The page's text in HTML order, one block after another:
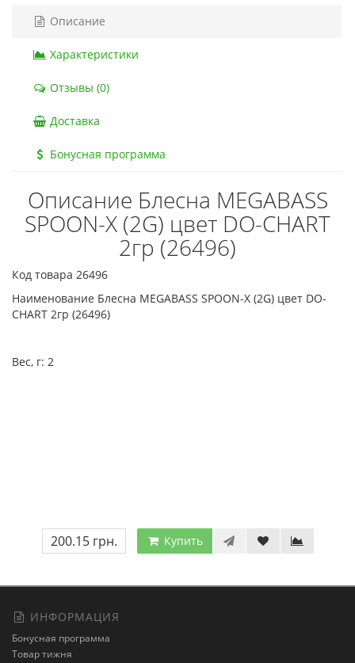
Описание
Характеристики
Отзывы (0)
Доставка
Бонусная программа
Описание Блесна MEGABASS
SPOON-X (2G) цвет DO-CHART
2гр (26496)
Код товара 26496
Наименование Блесна MEGABASS SPOON-X (2G) цвет DO-
CHART 2гр (26496)
Вес, г: 2
200.15 грн. Купить
ИНФОРМАЦИЯ
Бонусная программа
Товар тижня